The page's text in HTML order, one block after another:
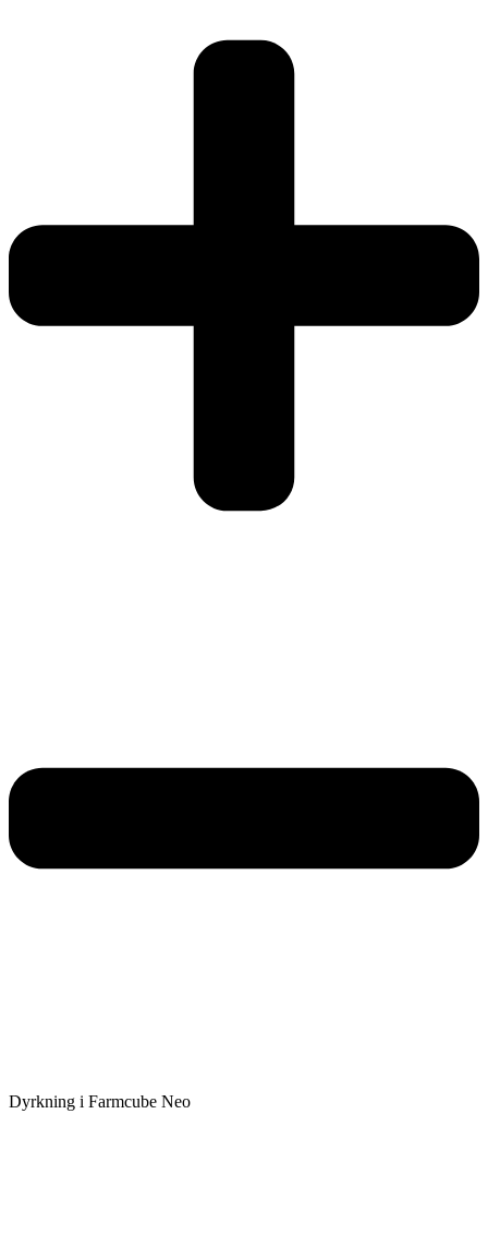
Dyrkning i Farmcube Neo